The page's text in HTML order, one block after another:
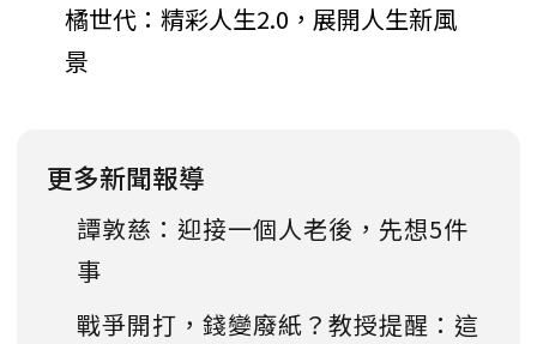
橘世代：精彩人生2.0，展開人生新風
景
更多新聞報導
譚敦慈：迎接一個人老後，先想5件
事
戰爭開打，錢變廢紙？教授提醒：這